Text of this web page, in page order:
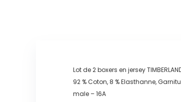
Lot de 2 boxers en jersey
92 % Coton, 8 % Elasthanne,
male – 16A